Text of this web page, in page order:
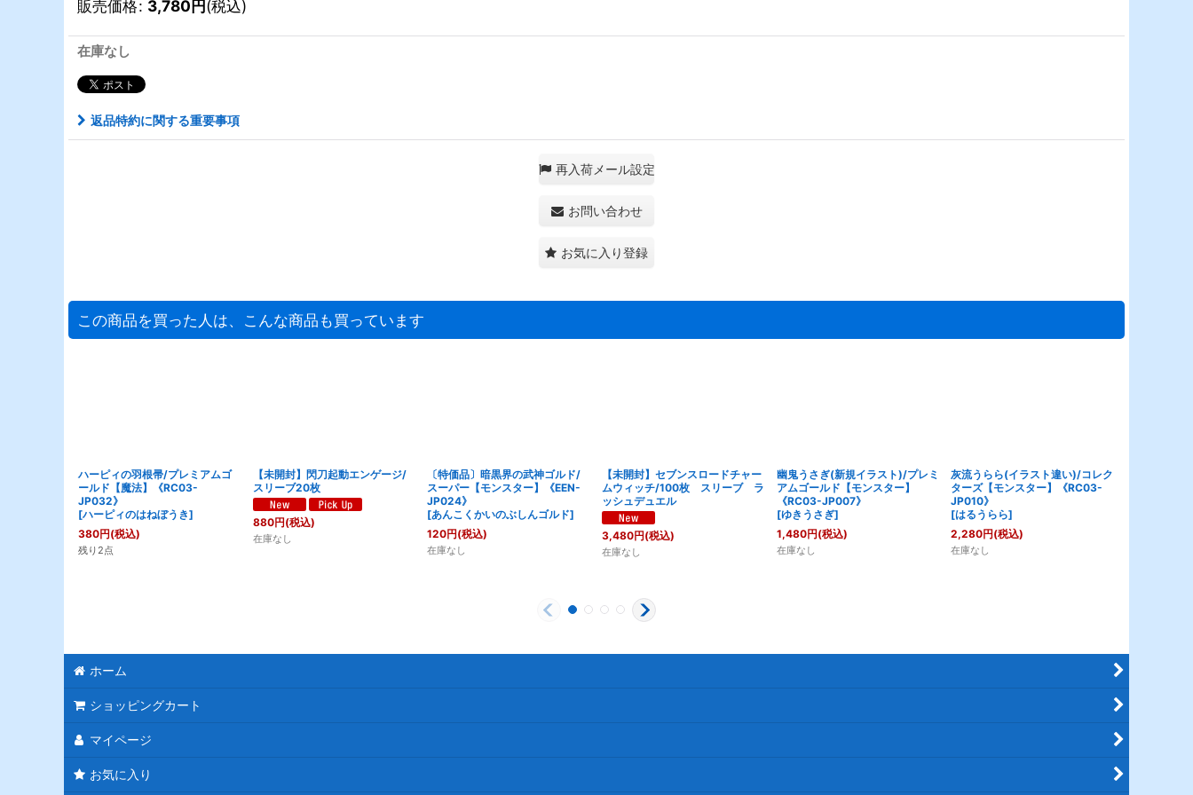
販売価格: 3,780円(税込)
在庫なし
返品特約に関する重要事項
再入荷メール設定
お問い合わせ
お気に入り登録
この商品を買った人は、こんな商品も買っています
ハーピィの羽根帚/プレミアムゴ
ールド【魔法】《RC03-
JP032》
[ハーピィのはねぼうき]
380円(税込)
残り2点
【未開封】閃刀起動エンゲージ/
スリーブ20枚
880円(税込)
在庫なし
〔特価品〕暗黒界の武神ゴルド/
スーパー【モンスター】《EEN-
JP024》
[あんこくかいのぶしんゴルド]
120円(税込)
在庫なし
【未開封】セブンスロードチャー
ムウィッチ/100枚 スリーブ ラ
ッシュデュエル
3,480円(税込)
在庫なし
幽鬼うさぎ(新規イラスト)/プレミ
アムゴールド【モンスター】
《RC03-JP007》
[ゆきうさぎ]
1,480円(税込)
在庫なし
灰流うらら(イラスト違い)/コレク
ターズ【モンスター】《RC03-
JP010》
[はるうらら]
2,280円(税込)
在庫なし
ホーム
ショッピングカート
マイページ
お気に入り